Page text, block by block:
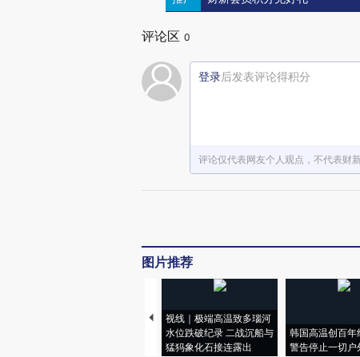
评论区 0
登录后发表评论得积分
评论仅代表网友个人观点，不代表财
图片推荐
视线｜极端高温致多瑙河
水位跌破纪录 二战沉船与
猛犸象化石接连露出
韩国高温创百年
警告停止一切户